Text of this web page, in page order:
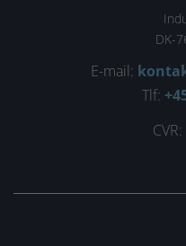
DK-
E-mail:
Tlf: